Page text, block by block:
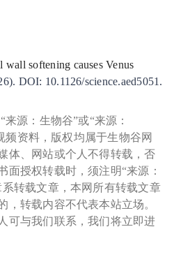
wall softening causes Venus
DOI: 10.1126/science.aed5051.
源：生物谷”或“来源：
频资料，版权均属于生物谷网
体、网站或个人不得转载，否
面授权转载时，须注明“来源：
转载文章，本网所有转载文章
，转载内容不代表本站立场。
可与我们联系，我们将立即进